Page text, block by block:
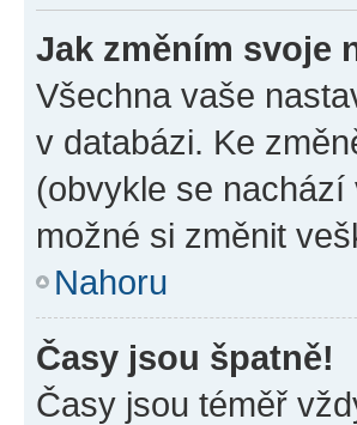
Jak změním svoje
Všechna vaše
v databázi. Ke
(obvykle se
možné si změnit
Nahoru
Časy jsou špatně!
Časy jsou téměř